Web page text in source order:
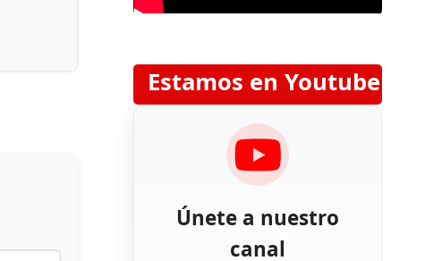
Estamos en Youtube
Únete a nuestro
canal